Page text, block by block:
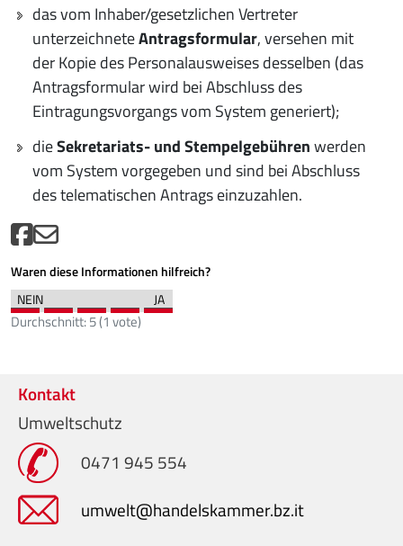
das vom Inhaber/gesetzlichen Vertreter
unterzeichneteAntragsformular, versehen mit
der Kopie des Personalausweises desselben (das
Antragsformular wird bei Abschluss des
Eintragungsvorgangs vom System generiert);
dieSekretariats- und Stempelgebührenwerden
vom System vorgegeben und sind bei Abschluss
des telematischen Antrags einzuzahlen.
Waren diese Informationen hilfreich?
Durchschnitt:5(1 vote)
Kontakt
Umweltschutz
0471 945 554
umwelt@handelskammer.bz.it